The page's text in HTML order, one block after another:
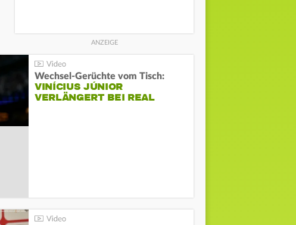
Wechsel-Gerüchte vom Tisch:
VINÍCIUS JÚNIOR
VERLÄNGERT BEI REAL